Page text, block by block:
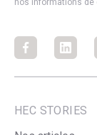
Facebook
HEC STORIES